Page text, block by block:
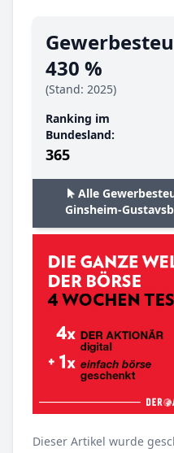
430 %
(Stand: 2025)
Ranking im
Bundesland:
365
Alle
Ginsheim-
Dieser Artikel wurde